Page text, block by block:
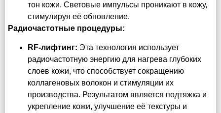
тон кожи. Световые импульсы проникают в кожу,
стимулируя её обновление.
Радиочастотные процедуры:
RF-лифтинг: Эта технология использует
радиочастотную энергию для нагрева глубоких
слоев кожи, что способствует сокращению
коллагеновых волокон и стимуляции их
производства. Результатом является подтяжка и
укрепление кожи, улучшение её текстуры и